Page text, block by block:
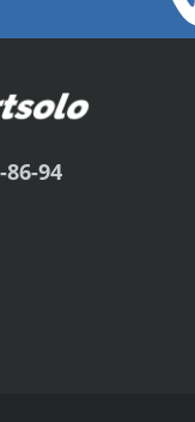
86-94